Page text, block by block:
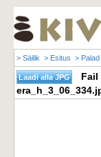
> Säilik > Esitus > Palad
Fail